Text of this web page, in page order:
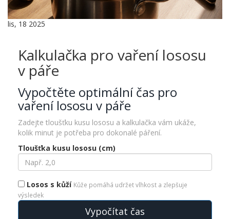
lis, 18 2025
Kalkulačka pro vaření lososu
v páře
Vypočtěte optimální čas pro
vaření lososu v páře
Zadejte tloušťku kusu lososu a kalkulačka vám ukáže,
kolik minut je potřeba pro dokonalé páření.
Tloušťka kusu lososu (cm)
Losos s kůží Kůže pomáhá udržet vlhkost a zlepšuje
výsledek
Vypočítat čas